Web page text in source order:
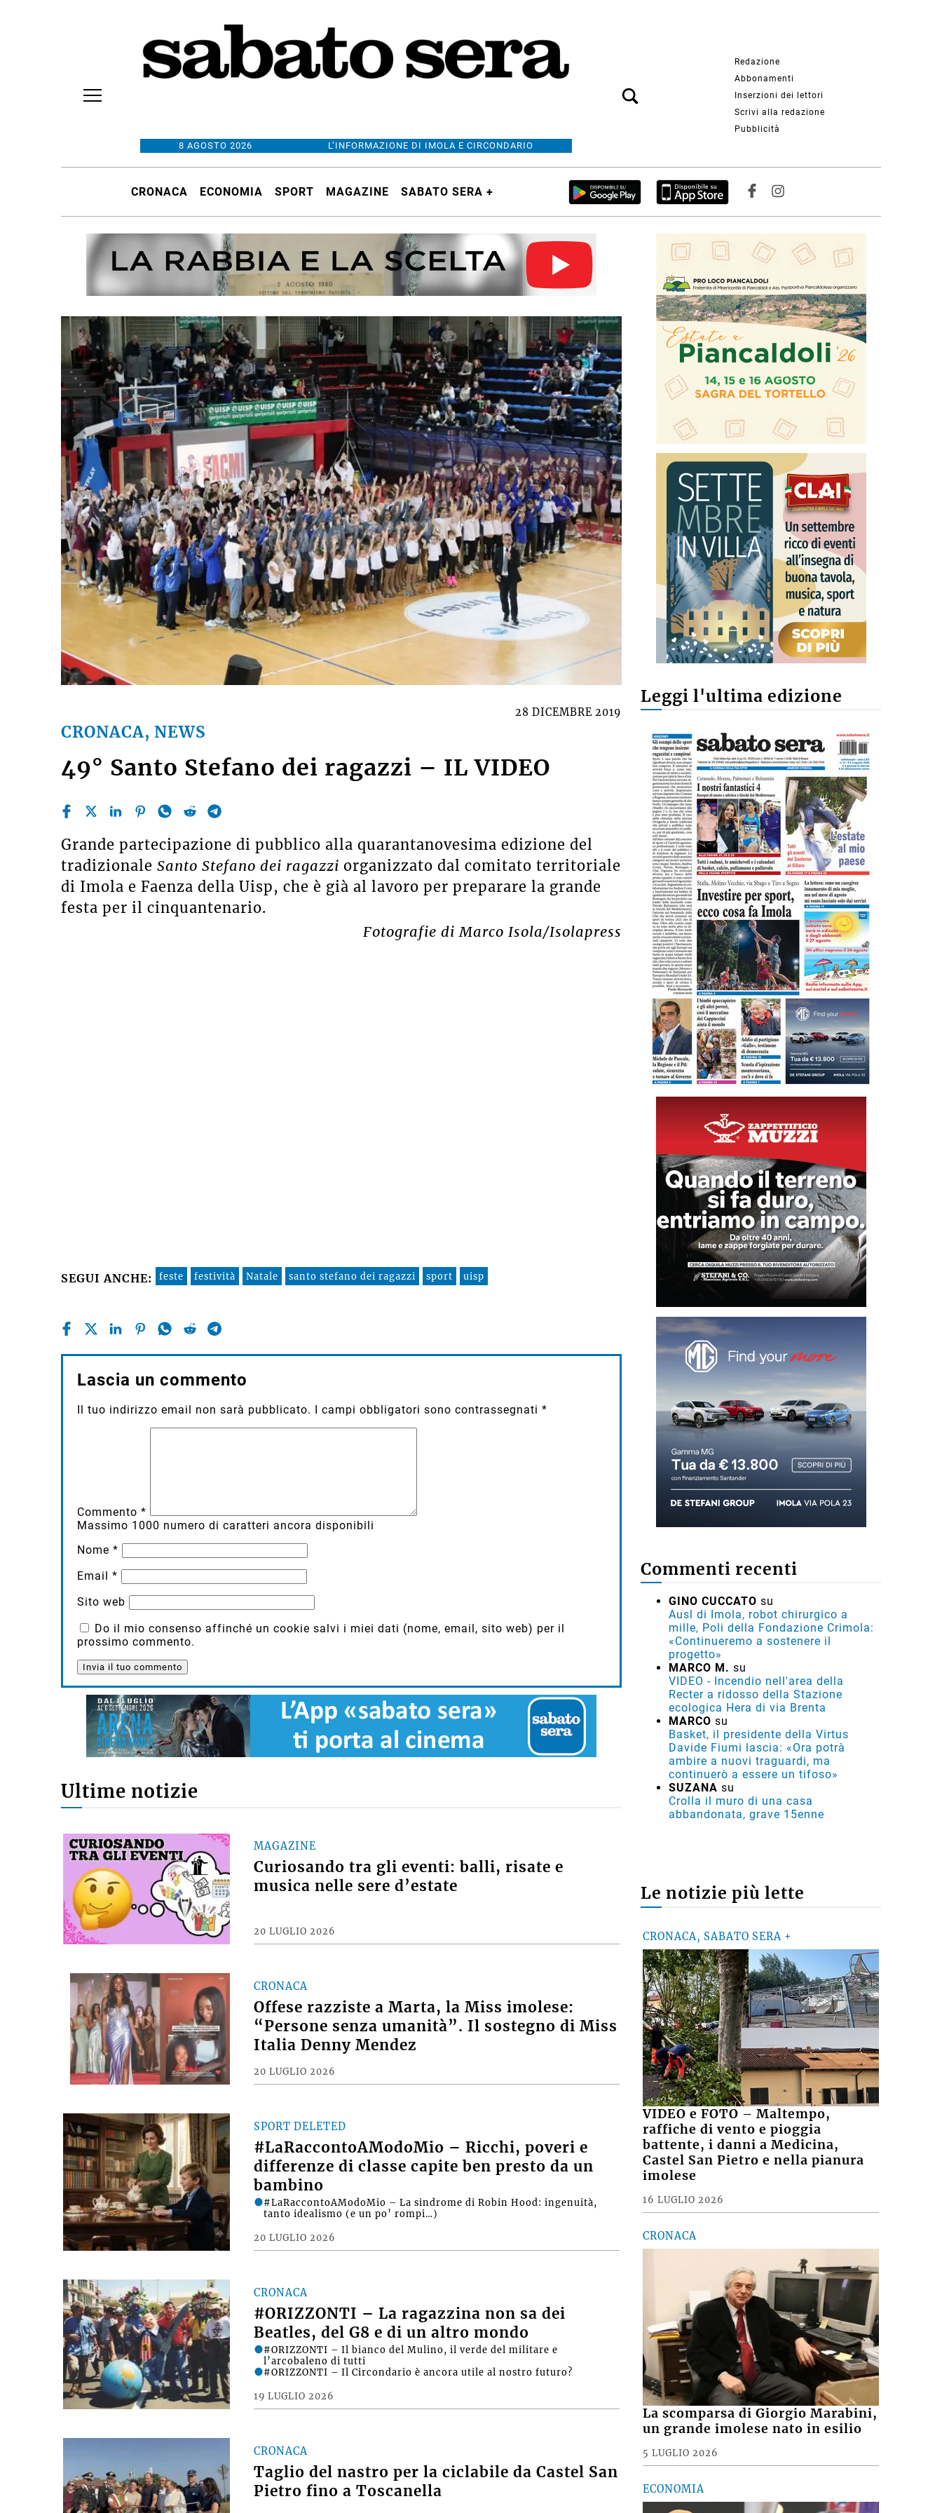
8 AGOSTO 2026 L’INFORMAZIONE DI IMOLA E CIRCONDARIO
Redazione
Abbonamenti
Inserzioni dei lettori
Scrivi alla redazione
Pubblicità
CRONACA ECONOMIA SPORT MAGAZINE SABATO SERA +
CRONACA, NEWS
28 DICEMBRE 2019
49° Santo Stefano dei ragazzi – IL VIDEO
Grande partecipazione di pubblico alla quarantanovesima edizione del
tradizionale Santo Stefano dei ragazzi organizzato dal comitato territoriale
di Imola e Faenza della Uisp, che è già al lavoro per preparare la grande
festa per il cinquantenario.
Fotografie di Marco Isola/Isolapress
SEGUI ANCHE: feste festività Natale santo stefano dei ragazzi sport uisp
Lascia un commento
Il tuo indirizzo email non sarà pubblicato. I campi obbligatori sono contrassegnati *
Commento *
Massimo 1000 numero di caratteri ancora disponibili
Nome *
Email *
Sito web
Do il mio consenso affinché un cookie salvi i miei dati (nome, email, sito web) per il
prossimo commento.
Ultime notizie
MAGAZINE
Curiosando tra gli eventi: balli, risate e
musica nelle sere d’estate
20 LUGLIO 2026
CRONACA
Offese razziste a Marta, la Miss imolese:
“Persone senza umanità”. Il sostegno di Miss
Italia Denny Mendez
20 LUGLIO 2026
SPORT DELETED
#LaRaccontoAModoMio – Ricchi, poveri e
differenze di classe capite ben presto da un
bambino
20 LUGLIO 2026
#LaRaccontoAModoMio – La sindrome di Robin Hood: ingenuità,
tanto idealismo (e un po’ rompi…)
CRONACA
#ORIZZONTI – La ragazzina non sa dei
Beatles, del G8 e di un altro mondo
19 LUGLIO 2026
#ORIZZONTI – Il bianco del Mulino, il verde del militare e
l’arcobaleno di tutti
#ORIZZONTI – Il Circondario è ancora utile al nostro futuro?
CRONACA
Taglio del nastro per la ciclabile da Castel San
Pietro fino a Toscanella
Leggi l'ultima edizione
Commenti recenti
GINO CUCCATO su
Ausl di Imola, robot chirurgico a
mille, Poli della Fondazione Crimola:
«Continueremo a sostenere il
progetto»
MARCO M. su
VIDEO - Incendio nell'area della
Recter a ridosso della Stazione
ecologica Hera di via Brenta
MARCO su
Basket, il presidente della Virtus
Davide Fiumi lascia: «Ora potrà
ambire a nuovi traguardi, ma
continuerò a essere un tifoso»
SUZANA su
Crolla il muro di una casa
abbandonata, grave 15enne
Le notizie più lette
CRONACA, SABATO SERA +
VIDEO e FOTO – Maltempo,
raffiche di vento e pioggia
battente, i danni a Medicina,
Castel San Pietro e nella pianura
imolese
16 LUGLIO 2026
CRONACA
La scomparsa di Giorgio Marabini,
un grande imolese nato in esilio
5 LUGLIO 2026
ECONOMIA